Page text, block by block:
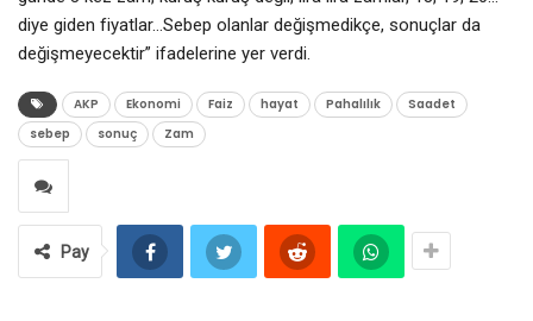
diye giden fiyatlar…Sebep olanlar değişmedikçe, sonuçlar da
değişmeyecektir” ifadelerine yer verdi.
AKP Ekonomi Faiz hayat Pahalılık
Saadet
sebep
sonuç Zam
Pay